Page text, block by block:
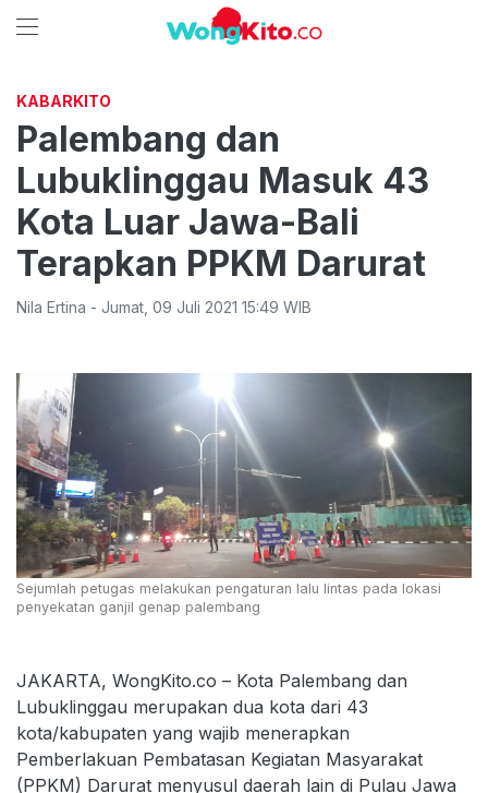
KABARKITO
Palembang dan
Lubuklinggau Masuk 43
Kota Luar Jawa-Bali
Terapkan PPKM Darurat
Nila Ertina - Jumat 09 Juli 2021 15:49 WIB
Sejumlah petugas melakukan pengaturan lalu lintas pada lokasi
penyekatan ganjil genap palembang
JAKARTA, WongKito.co – Kota Palembang dan
Lubuklinggau merupakan dua kota dari 43
kota/kabupaten yang wajib menerapkan
Pemberlakuan Pembatasan Kegiatan Masyarakat
(PPKM) Darurat menyusul daerah lain di Pulau Jawa